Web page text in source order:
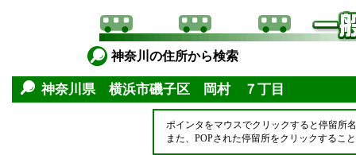
神奈川の住所から検索
神奈川県 横浜市磯子区 岡村 ７丁目
ポインタをマウスでクリックすると停留所
また、POPされた停留所をクリックするこ